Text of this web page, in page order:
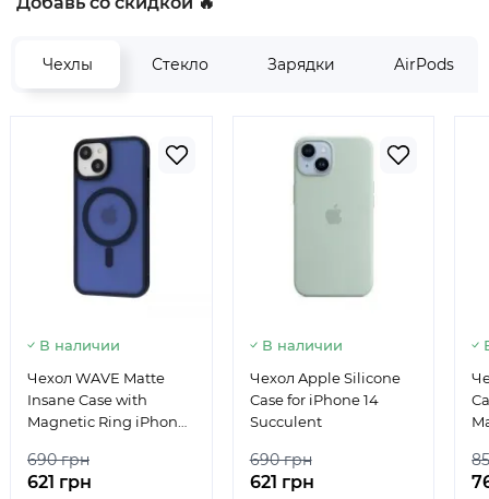
Чехлы Стекло Зарядки AirPods
В наличии
Чехол WAVE Matte
Insane Case with
Magnetic Ring iPhone
690 грн
621 грн
В наличии
Чехол Apple Silicone
Case for iPhone 14
Succulent
690 грн
621 грн